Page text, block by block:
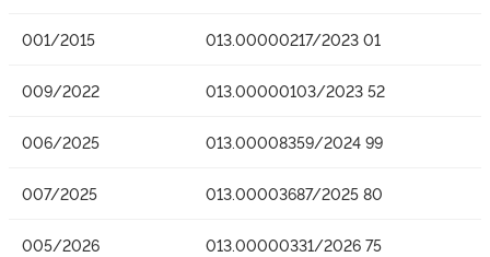
001/2015 013.00000217/2023 01
009/2022 013.00000103/2023 52
006/2025 013.00008359/2024 99
007/2025 013.00003687/2025 80
005/2026 013.00000331/2026 75